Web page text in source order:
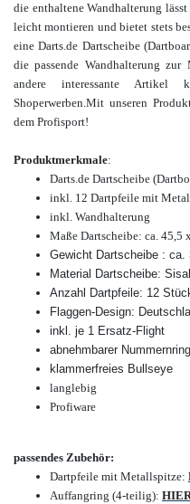
die enthaltene Wandhalterung
leicht montieren und bietet stets
eine Darts.de Dartscheibe
die passende Wandhalterung zur
andere interessante Artikel
Shoperwerben.Mit unseren
dem Profisport!
Produktmerkmale:
Darts.de Dartscheibe
inkl. 12 Dartpfeile mit
inkl. Wandhalterung
Maße Dartscheibe: ca. 45,5
Gewicht Dartscheibe : ca.
Material Dartscheibe:
Anzahl Dartpfeile: 12
Flaggen-Design:
inkl. je 1 Ersatz-Flight
abnehmbarer Nummernring
klammerfreies Bullseye
langlebig
Profiware
passendes Zubehör:
Dartpfeile mit Metallspitze:
Auffangring (4-teilig):